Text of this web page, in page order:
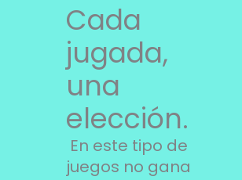
Cada
jugada,
una
elección.
En este tipo de
juegos no gana